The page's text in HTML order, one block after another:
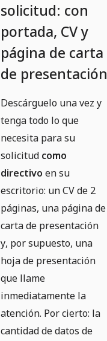
solicitud: con
portada, CV y
página de carta
de presentación
Descárguelo una vez y
tenga todo lo que
necesita para su
solicitud como
directivo en su
escritorio: un CV de 2
páginas, una página de
carta de presentación
y, por supuesto, una
hoja de presentación
que llame
inmediatamente la
atención. Por cierto: la
cantidad de datos de